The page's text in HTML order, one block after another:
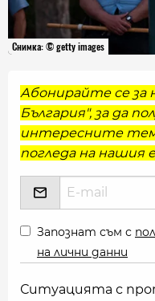
Снимка: © getty images
Абонирайте се за
България", за да
интересните
погледа на нашия
Запознат съм с
на лични данни
Ситуацията с